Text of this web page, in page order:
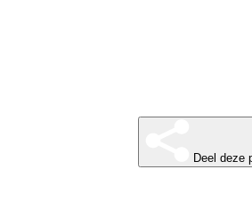
Deel deze